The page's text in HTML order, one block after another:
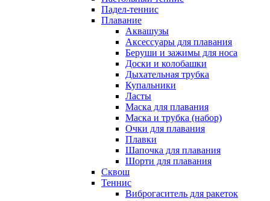
Падел-теннис
Плавание
Аквашузы
Аксессуары для плавания
Беруши и зажимы для носа
Доски и колобашки
Дыхательная трубка
Купальники
Ласты
Маска для плавания
Маска и трубка (набор)
Очки для плавания
Плавки
Шапочка для плавания
Шорти для плавания
Сквош
Теннис
Виброгаситель для ракеток